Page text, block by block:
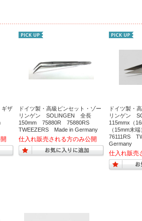
ギザ
ドイツ製・高級ピンセット・ゾー
リンゲン SOLINGEN 全長
150mm 75880R 75880RS
TWEEZERS Made in Germany
ドイツ製・
リンゲン
115mmx（
（15mm末
76111RS
Germany